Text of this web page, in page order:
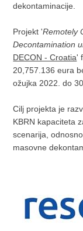
dekontaminacije.
Projekt 'Remotely
Decontamination
DECON - Croatia'
20,757.136 eura
ožujka 2022. do
Cilj projekta je
KBRN kapaciteta
scenarija,
masovne